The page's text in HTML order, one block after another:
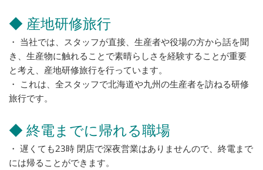
◆ 産地研修旅行
・ 当社では、スタッフが直接、生産者や役場の方から話を聞
き、生産物に触れることで素晴らしさを経験することが重要
と考え、産地研修旅行を行っています。
・ これは、全スタッフで北海道や九州の生産者を訪ねる研修
旅行です。
◆ 終電までに帰れる職場
・ 遅くても23時 閉店で深夜営業はありませんので、終電まで
には帰ることができます。